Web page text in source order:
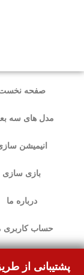
صفحه
مدل های سه
انیمیشن
بازی سازی
درباره ما
حساب کاربری
پشتیبانی از